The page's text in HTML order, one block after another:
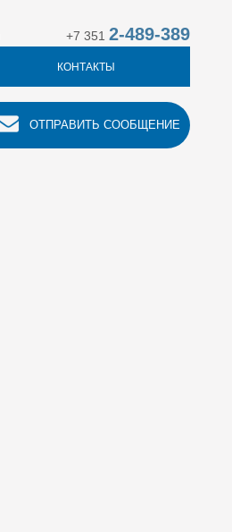
+7 351 2-489-389
КОНТАКТЫ
ОТПРАВИТЬ СООБЩЕНИЕ